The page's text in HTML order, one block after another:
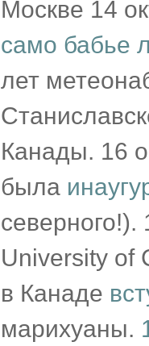
Москве 14
само бабье
лет
Канады. 16
была
северного!).
University of
в Канаде
марихуаны.